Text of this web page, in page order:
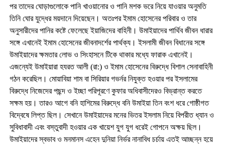
পর তাদের ঘোড়াগুলোকে পানি খাওয়ানোর ও পানি মশক ভরে নিয়ে যাওয়ার অনুমতি
তিনি ঘোর যুদ্ধের ময়দানে দিয়েছেন। অতঃপর ইমাম হোসেনের পরিবার ও তার
অনুসারীদের পানির কষ্টে ফেলেছে ইয়াজিদের বাহিনী। উমাইয়াদের পার্থিব জীবন ধারার
সঙ্গে এখানেই ইমাম হোসেনের জীবনাদর্শের পার্থক্য। ইসলামী জীবন বিধানের সঙ্গে
উমাইয়াদের ক্ষমতার লোভ ও সিংহাসনে টিকে থাকার মধ্যে ফারাক এখানেই।
এজন্যেই উমাইয়ারা হযরত আলী (রা:) ও ইমাম হোসেনের বিরুদ্ধে বিশাল সেনাবাহিনী
গঠন করেছিল। মোয়াবিয়া শাম বা সিরিয়ার গভর্নর নিযুক্ত হওয়ার পর ইসলামের
বিরুদ্ধে নিজেদের পছন্দ ও ইচ্ছা পরিপূরণে কুফার অধিবাসীদেরও বিভ্রান্ত করতে
সক্ষম হয়। তারও আগে বনি হাশিমের বিরুদ্ধে বনি উমাইয়া তিন বংশ ধরে গোষ্ঠীগত
বিদ্বেষে লিপ্ত ছিল। সেখানে উমাইয়াদের মনের ভিতর ইসলাম নিয়ে বিপরীত ধ্যান ও
সুবিধাবাদী এবং বস্তুবাদী হওয়ার এক খায়েশ যুগ যুগ ধরেই গোপনে অক্ষয় ছিল।
উমাইয়াদের স্বভাব ও মনমানস এহেন দুনিয়া নির্ভর নানাবিধ চর্চায় এতই আচ্ছন্ন হয়ে